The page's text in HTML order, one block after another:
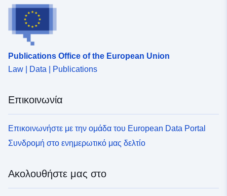
Publications Office of the European Union
Law | Data | Publications
Επικοινωνία
Επικοινωνήστε με την ομάδα του European Data Portal
Συνδρομή στο ενημερωτικό μας δελτίο
Ακολουθήστε μας στο